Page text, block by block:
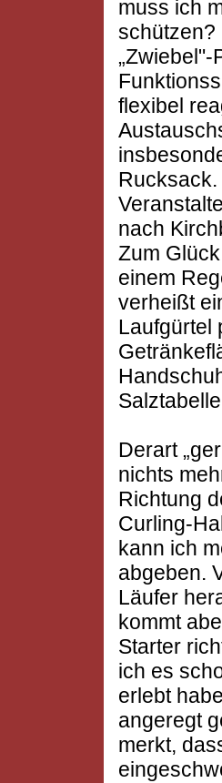
muss ich
schützen?
flexibel
nach
Zum
einem
verheißt
Laufgürtel
Derart
nichts
Richtung
Curling-
kann ich
abgeben.
Läufer
kommt
Starter
ich es
erlebt
angeregt
merkt,